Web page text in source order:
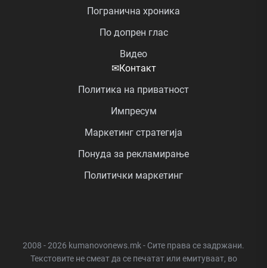
Погранична хроника
По допрен глас
Видео
✉Контакт
Политика на приватност
Импресум
Маркетинг стратегија
Понуда за рекламирање
Политички маркетинг
2008 - 2026 kumanovonews.mk - Сите права се задржани.
Текстовите не смеат да се печатат или емитуваат, во